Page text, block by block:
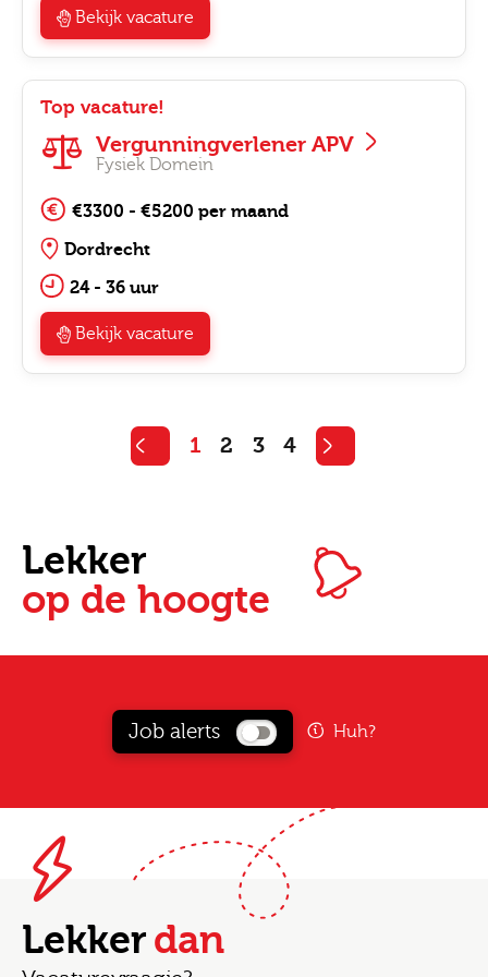
Lekker
op de hoogte
Job alerts Huh?
Bekijk vacature
Vergunningverlener APV
Fysiek Domein
Top vacature!
€3300 - €5200 per maand
Dordrecht
24 - 36 uur
Bekijk vacature
1 2 3 4
Lekkerdan